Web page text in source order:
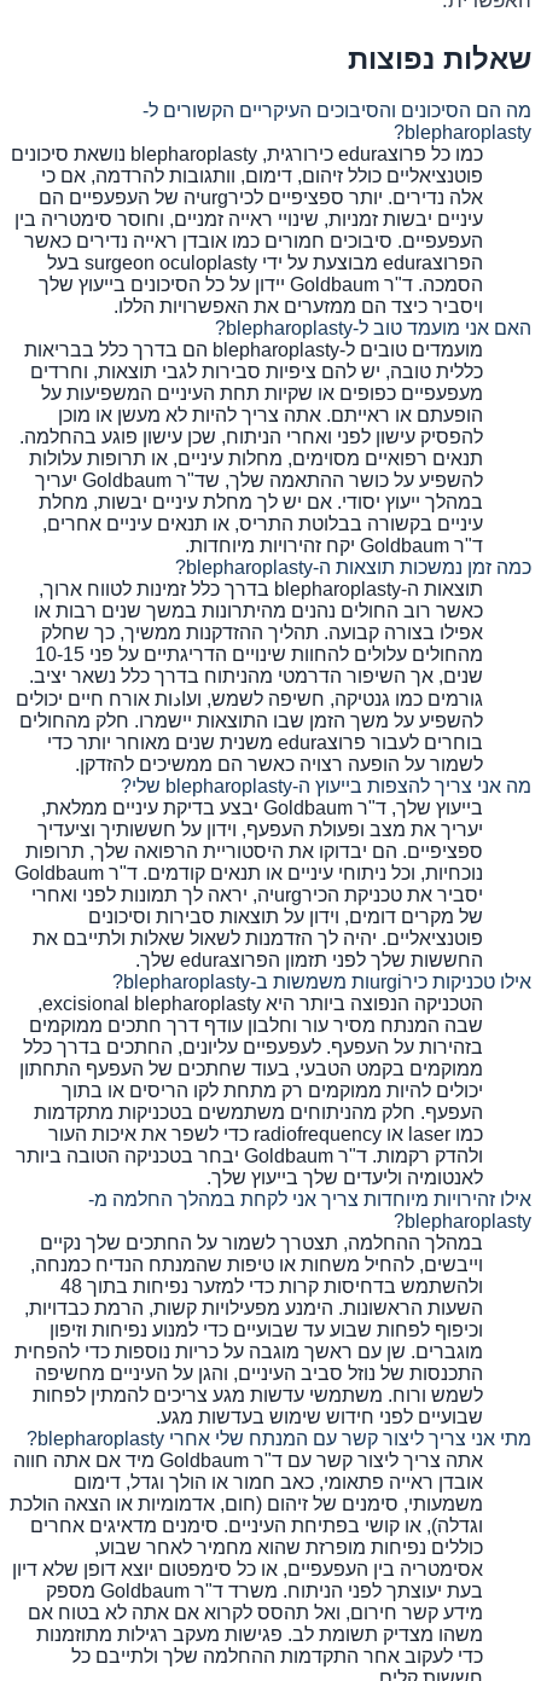
שאלות נפוצות
מה הם הסיכונים והסיבוכים העיקריים הקשורים ל-
blepharoplasty?
כמו כל פרוצedura כירורגית, blepharoplasty נושאת סיכונים
פוטנציאליים כולל זיהום, דימום, וותגובות להרדמה, אם כי
אלה נדירים. יותר ספציפיים לכירurgיה של העפעפיים הם
עיניים יבשות זמניות, שינויי ראייה זמניים, וחוסר סימטריה בין
העפעפיים. סיבוכים חמורים כמו אובדן ראייה נדירים כאשר
הפרוצedura מבוצעת על ידי surgeon oculoplasty בעל
הסמכה. ד"ר Goldbaum יידון על כל הסיכונים בייעוץ שלך
ויסביר כיצד הם ממזערים את האפשרויות הללו.
האם אני מועמד טוב ל-blepharoplasty?
מועמדים טובים ל-blepharoplasty הם בדרך כלל בבריאות
כללית טובה, יש להם ציפיות סבירות לגבי תוצאות, וחרדים
מעפעפיים כפופים או שקיות תחת העיניים המשפיעות על
הופעתם או ראייתם. אתה צריך להיות לא מעשן או מוכן
להפסיק עישון לפני ואחרי הניתוח, שכן עישון פוגע בהחלמה.
תנאים רפואיים מסוימים, מחלות עיניים, או תרופות עלולות
להשפיע על כושר ההתאמה שלך, שד"ר Goldbaum יעריך
במהלך ייעוץ יסודי. אם יש לך מחלת עיניים יבשות, מחלת
עיניים בקשורה בבלוטת התריס, או תנאים עיניים אחרים,
ד"ר Goldbaum יקח זהירויות מיוחדות.
כמה זמן נמשכות תוצאות ה-blepharoplasty?
תוצאות ה-blepharoplasty בדרך כלל זמינות לטווח ארוך,
כאשר רוב החולים נהנים מהיתרונות במשך שנים רבות או
אפילו בצורה קבועה. תהליך ההזדקנות ממשיך, כך שחלק
מהחולים עלולים להחוות שינויים הדריגתיים על פני 10-15
שנים, אך השיפור הדרמטי מהניתוח בדרך כלל נשאר יציב.
גורמים כמו גנטיקה, חשיפה לשמש, ועادות אורח חיים יכולים
להשפיע על משך הזמן שבו התוצאות יישמרו. חלק מהחולים
בוחרים לעבור פרוצedura משנית שנים מאוחר יותר כדי
לשמור על הופעה רצויה כאשר הם ממשיכים להזדקן.
מה אני צריך להצפות בייעוץ ה-blepharoplasty שלי?
בייעוץ שלך, ד"ר Goldbaum יבצע בדיקת עיניים ממלאת,
יעריך את מצב ופעולת העפעף, וידון על חששותיך וציעדיך
ספציפיים. הם יבדוקו את היסטוריית הרפואה שלך, תרופות
נוכחיות, וכל ניתוחי עיניים או תנאים קודמים. ד"ר Goldbaum
יסביר את טכניקת הכירurgיה, יראה לך תמונות לפני ואחרי
של מקרים דומים, וידון על תוצאות סבירות וסיכונים
פוטנציאליים. יהיה לך הזדמנות לשאול שאלות ולתייבם את
החששות שלך לפני תזמון הפרוצedura שלך.
אילו טכניקות כירurgiות משמשות ב-blepharoplasty?
הטכניקה הנפוצה ביותר היא excisional blepharoplasty,
שבה המנתח מסיר עור וחלבון עודף דרך חתכים ממוקמים
בזהירות על העפעף. לעפעפיים עליונים, החתכים בדרך כלל
ממוקמים בקמט הטבעי, בעוד שחתכים של העפעף התחתון
יכולים להיות ממוקמים רק מתחת לקו הריסים או בתוך
העפעף. חלק מהניתוחים משתמשים בטכניקות מתקדמות
כמו laser או radiofrequency כדי לשפר את איכות העור
ולהדק רקמות. ד"ר Goldbaum יבחר בטכניקה הטובה ביותר
לאנטומיה וליעדים שלך בייעוץ שלך.
אילו זהירויות מיוחדות צריך אני לקחת במהלך החלמה מ-
blepharoplasty?
במהלך ההחלמה, תצטרך לשמור על החתכים שלך נקיים
וייבשים, להחיל משחות או טיפות שהמנתח הנדיח כמנחה,
ולהשתמש בדחיסות קרות כדי למזער נפיחות בתוך 48
השעות הראשונות. הימנע מפעילויות קשות, הרמת כבדויות,
וכיפוף לפחות שבוע עד שבועיים כדי למנוע נפיחות וזיפון
מוגברים. שן עם ראשך מוגבה על כריות נוספות כדי להפחית
התכנסות של נוזל סביב העיניים, והגן על העיניים מחשיפה
לשמש ורוח. משתמשי עדשות מגע צריכים להמתין לפחות
שבועיים לפני חידוש שימוש בעדשות מגע.
מתי אני צריך ליצור קשר עם המנתח שלי אחרי blepharoplasty?
אתה צריך ליצור קשר עם ד"ר Goldbaum מיד אם אתה חווה
אובדן ראייה פתאומי, כאב חמור או הולך וגדל, דימום
משמעותי, סימנים של זיהום (חום, אדמומיות או הצאה הולכת
וגדלה), או קושי בפתיחת העיניים. סימנים מדאיגים אחרים
כוללים נפיחות מופרזת שהוא מחמיר לאחר שבוע,
אסימטריה בין העפעפיים, או כל סימפטום יוצא דופן שלא דיון
בעת יעוצתך לפני הניתוח. משרד ד"ר Goldbaum מספק
מידע קשר חירום, ואל תהסס לקרוא אם אתה לא בטוח אם
משהו מצדיק תשומת לב. פגישות מעקב רגילות מתוזמנות
כדי לעקוב אחר התקדמות ההחלמה שלך ולתייבם כל